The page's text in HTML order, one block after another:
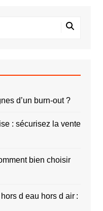
d’un burn-out ?
: sécurisez la vente
bien choisir
d eau hors d air :